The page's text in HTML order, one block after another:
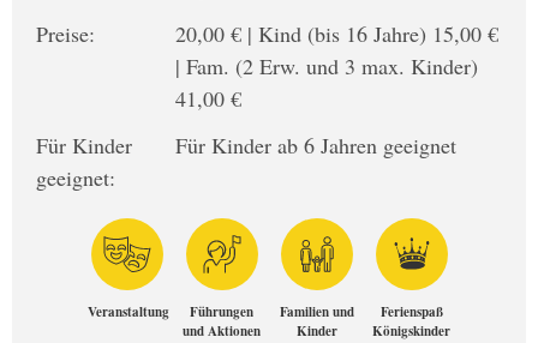
Preise:
20,00 € | Kind (bis 16 Jahre) 15,00 €
| Fam. (2 Erw. und 3 max. Kinder)
41,00 €
Für Kinder
geeignet:
Für Kinder ab 6 Jahren geeignet
Veranstaltung
Führungen
und Aktionen
Familien und
Kinder
Ferienspaß
Königskinder